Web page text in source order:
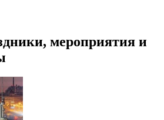
мероприятия и